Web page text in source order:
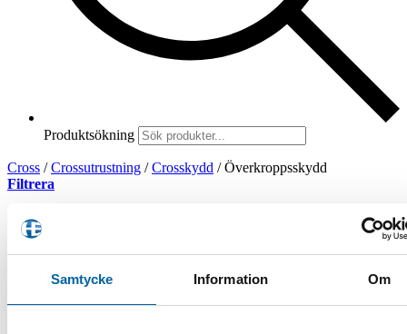
Samtycke Information Om
Produktsökning
Cross / Crossutrustning / Crosskydd /Överkroppsskydd
Filtrera